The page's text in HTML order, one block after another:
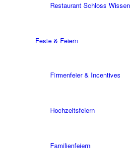
Restaurant Schloss Wissen
Feste & Feiern
Firmenfeier & Incentives
Hochzeitsfeiern
Familienfeiern